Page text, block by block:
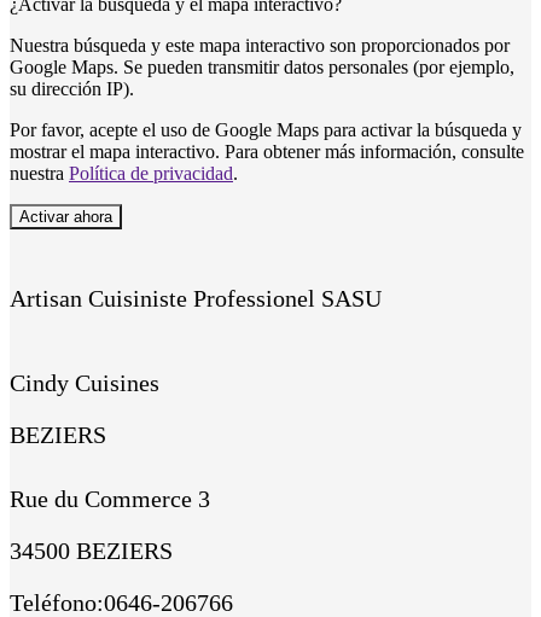
Nuestra búsqueda y este mapa interactivo son proporcionados por
Google Maps. Se pueden transmitir datos personales (por ejemplo,
su dirección IP).
Por favor, acepte el uso de Google Maps para activar la búsqueda y
mostrar el mapa interactivo. Para obtener más información, consulte
nuestra Política de privacidad.
Activar ahora
Artisan Cuisiniste Professionel SASU
Cindy Cuisines
BEZIERS
Rue du Commerce 3
34500 BEZIERS
Teléfono:0646-206766